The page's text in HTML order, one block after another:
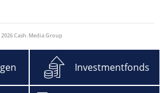
Cash. Media Group
Investmentfonds